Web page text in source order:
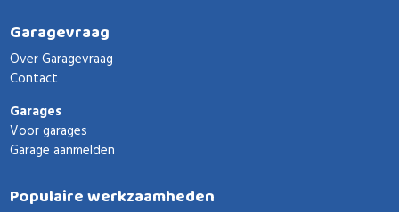
Garagevraag
Over Garagevraag
Contact
Garages
Voor garages
Garage aanmelden
Populaire werkzaamheden